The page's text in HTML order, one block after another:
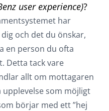
user experience)?
har
och det du önskar,
en person du ofta
Detta tack vare
allt om mottagaren
upplevelse som möjligt
börjar med ett ”hej